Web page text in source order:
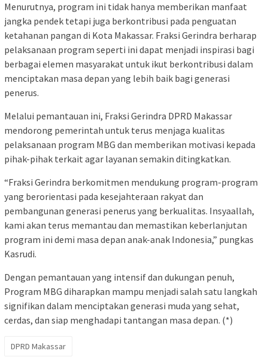
Menurutnya, program ini tidak hanya memberikan manfaat
jangka pendek tetapi juga berkontribusi pada penguatan
ketahanan pangan di Kota Makassar. Fraksi Gerindra berharap
pelaksanaan program seperti ini dapat menjadi inspirasi bagi
berbagai elemen masyarakat untuk ikut berkontribusi dalam
menciptakan masa depan yang lebih baik bagi generasi
penerus.
Melalui pemantauan ini, Fraksi Gerindra DPRD Makassar
mendorong pemerintah untuk terus menjaga kualitas
pelaksanaan program MBG dan memberikan motivasi kepada
pihak-pihak terkait agar layanan semakin ditingkatkan.
“Fraksi Gerindra berkomitmen mendukung program-program
yang berorientasi pada kesejahteraan rakyat dan
pembangunan generasi penerus yang berkualitas. Insyaallah,
kami akan terus memantau dan memastikan keberlanjutan
program ini demi masa depan anak-anak Indonesia,” pungkas
Kasrudi.
Dengan pemantauan yang intensif dan dukungan penuh,
Program MBG diharapkan mampu menjadi salah satu langkah
signifikan dalam menciptakan generasi muda yang sehat,
cerdas, dan siap menghadapi tantangan masa depan. (*)
DPRD Makassar